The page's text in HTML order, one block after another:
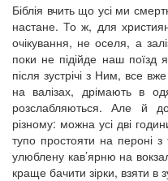
Біблія вчить що усі ми
настане. То ж, для
очікування, не оселя, а
поки не підійде наш поїзд
після зустрічі з Ним, все
на валізах, дрімають в
розслабляються. Але й
різному: можна усі дві
тупо простояти на пероні
улюблену кав’ярню на
краще бачити зірки, взяти в